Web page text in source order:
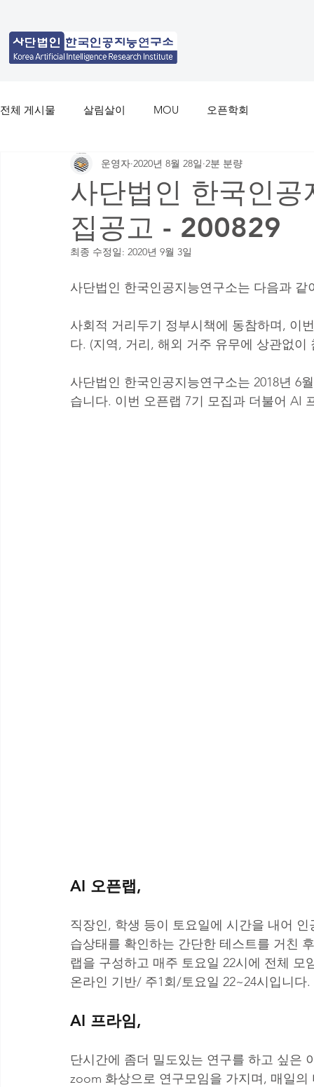
전체 게시물 살림살이 MOU 오픈학회
사단법인 한국인
집공고 - 200829
운영자 2020년 8월 28일 2분 분량
최종 수정일: 2020년 9월 3일
사단법인 한국인공지능연구소는 다음과
사회적 거리두기 정부시책에 동참하며, 이
다. (지역, 거리, 해외 거주 유무에 상관없이
사단법인 한국인공지능연구소는 2018년 6
습니다. 이번 오픈랩 7기 모집과 더불어 AI
AI 오픈랩,
직장인, 학생 등이 토요일에 시간을 내어
습상태를 확인하는 간단한 테스트를 거친
랩을 구성하고 매주 토요일 22시에 전체
온라인 기반/ 주1회/토요일 22~24시입니다.
AI 프라임,
단시간에 좀더 밀도있는 연구를 하고 싶은
zoom 화상으로 연구모임을 가지며, 매일